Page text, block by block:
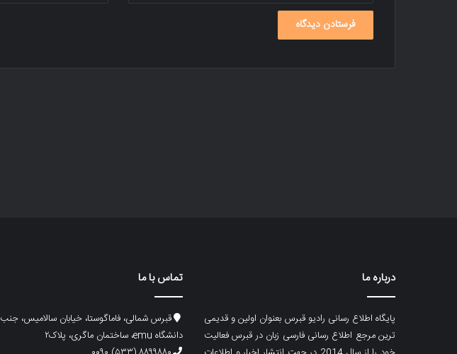
درباره ما
پایگاه اطلاع رسانی رادیو قبرس بعنوان اولین و قدیمی
ترین مرجع اطلاع رسانی فارسی زبان در قبرس فعالیت
تماس با ما
قبرس شمالی، فاماگوستا، خیابان سالامیس، جنب
دانشگاه emu، ساختمان ماگری، پلاک۲